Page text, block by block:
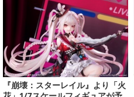
『崩壊：スターレイル』より「火